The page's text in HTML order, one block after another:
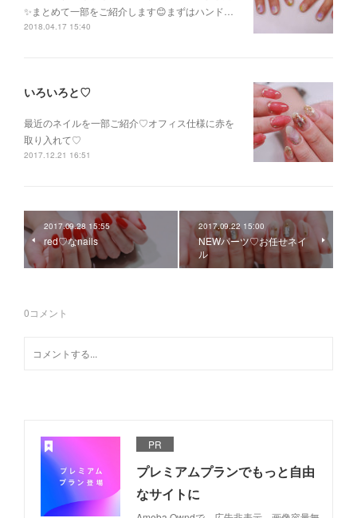
✨まとめて一部をご紹介します😊まずはハンド…
2018.04.17 15:40
いろいろと♡
最近のネイルを一部ご紹介♡オフィス仕様に赤を
取り入れて♡
2017.12.21 16:51
2017.09.28 15:55
red♡なnails
2017.09.22 15:00
NEWパーツ♡お任せネイ
ル
0コメント
PR
プレミアムプランでもっと自由
なサイトに